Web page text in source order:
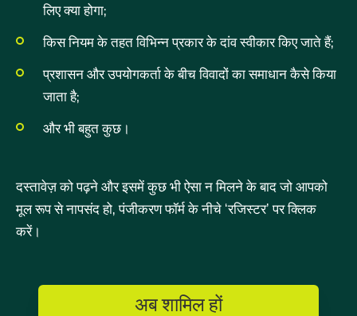
लिए क्या होगा;
किस नियम के तहत विभिन्न प्रकार के दांव स्वीकार किए जाते हैं;
प्रशासन और उपयोगकर्ता के बीच विवादों का समाधान कैसे किया
जाता है;
और भी बहुत कुछ।
दस्तावेज़ को पढ़ने और इसमें कुछ भी ऐसा न मिलने के बाद जो आपको
मूल रूप से नापसंद हो, पंजीकरण फॉर्म के नीचे ‘रजिस्टर’ पर क्लिक
करें।
अब शामिल हों